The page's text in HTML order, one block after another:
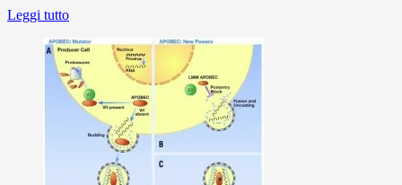
Leggi tutto